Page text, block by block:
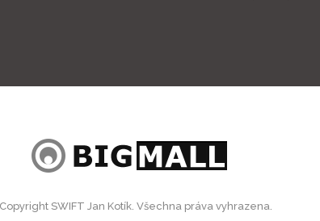
SWIFT Jan Kotík. Všechna práva vyhrazena.